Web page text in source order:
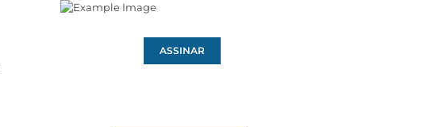
ASSINAR